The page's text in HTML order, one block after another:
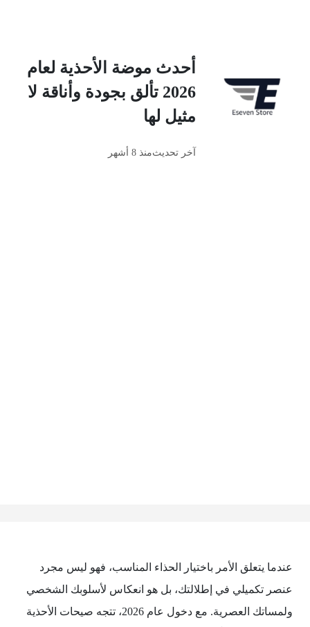
أحدث موضة الأحذية لعام
2026 تألق بجودة وأناقة لا
مثيل لها
آخر تحديثمنذ 8 أشهر
عندما يتعلق الأمر باختيار الحذاء المناسب، فهو ليس مجرد
عنصر تكميلي في إطلالتك، بل هو انعكاس لأسلوبك الشخصي
ولمساتك العصرية. مع دخول عام 2026، تتجه صيحات الأحذية